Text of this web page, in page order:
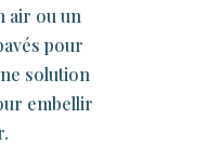
air ou un
pour
solution
embellir